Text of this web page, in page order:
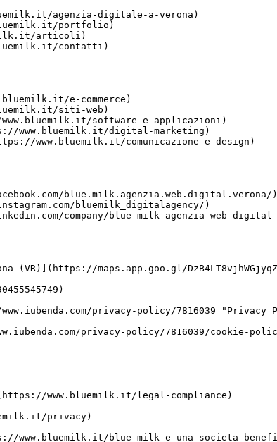
agenzia-digitale-a-verona)
portfolio)
articoli)
contatti)
e-commerce)
siti-web)
software-e-applicazioni)
www.bluemilk.it/digital-marketing)
www.bluemilk.it/comunicazione-e-design)
blue.milk.agenzia.web.digital.verona/)
bluemilk_digitalagency/)
company/blue-milk-agenzia-web-digital-
(VR)](https://maps.app.goo.gl/